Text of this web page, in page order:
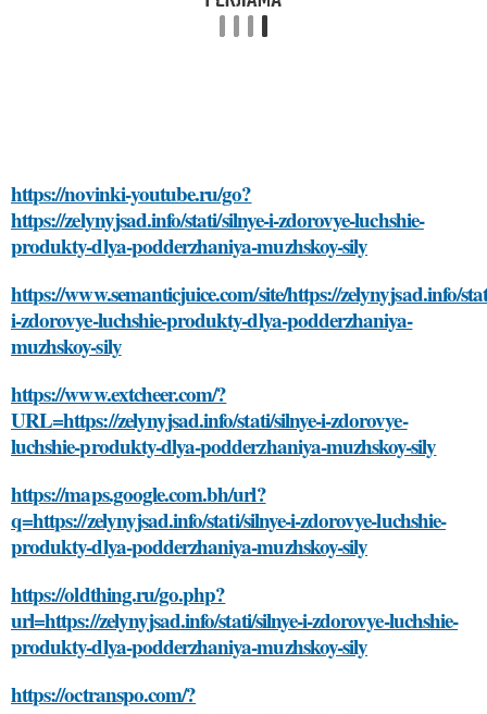
https://novinki-youtube.ru/go?
https://zelynyjsad.info/stati/silnye-i-zdorovye-luchshie-
produkty-dlya-podderzhaniya-muzhskoy-sily
https://www.semanticjuice.com/site/https://zelynyjsad.info/
i-zdorovye-luchshie-produkty-dlya-podderzhaniya-
muzhskoy-sily
https://www.extcheer.com/?
URL=https://zelynyjsad.info/stati/silnye-i-zdorovye-
luchshie-produkty-dlya-podderzhaniya-muzhskoy-sily
https://maps.google.com.bh/url?
q=https://zelynyjsad.info/stati/silnye-i-zdorovye-luchshie-
produkty-dlya-podderzhaniya-muzhskoy-sily
https://oldthing.ru/go.php?
url=https://zelynyjsad.info/stati/silnye-i-zdorovye-luchshie-
produkty-dlya-podderzhaniya-muzhskoy-sily
https://octranspo.com/?